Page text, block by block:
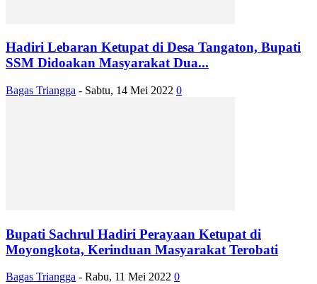
Hadiri Lebaran Ketupat di Desa Tangaton, Bupati
SSM Didoakan Masyarakat Dua...
Bagas Triangga - Sabtu, 14 Mei 2022 0
Bupati Sachrul Hadiri Perayaan Ketupat di
Moyongkota, Kerinduan Masyarakat Terobati
Bagas Triangga - Rabu, 11 Mei 2022 0